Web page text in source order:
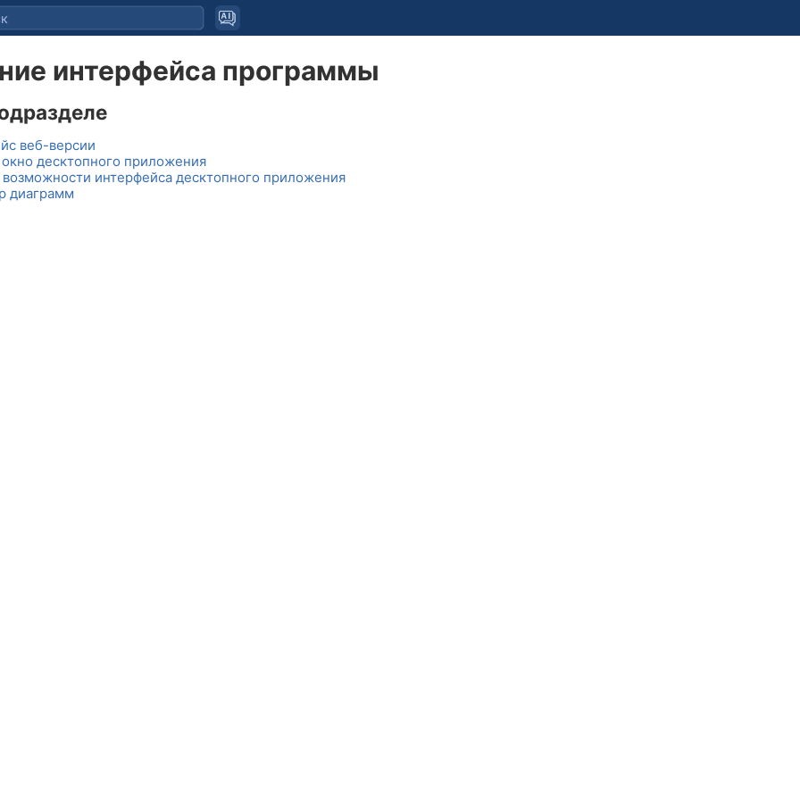
интерфейса программы
веб-версии
десктопного приложения
интерфейса десктопного приложения
диаграмм